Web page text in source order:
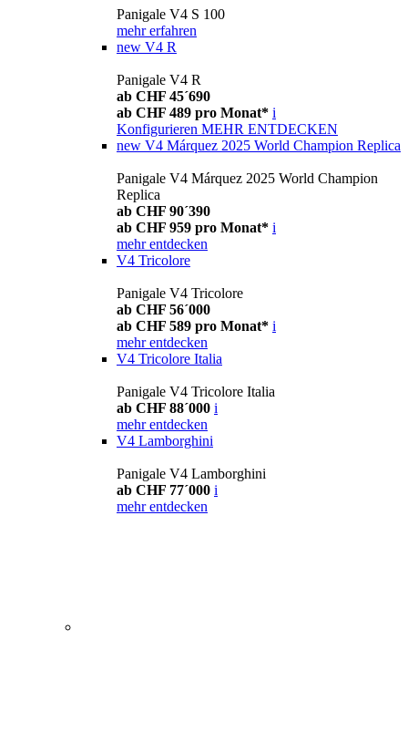
Panigale V4 S 100
mehr erfahren
new V4 R
Panigale V4 R
ab CHF 45´690
ab CHF 489 pro Monat* i
Konfigurieren MEHR ENTDECKEN
new V4 Márquez 2025 World Champion Replica
Panigale V4 Márquez 2025 World Champion
Replica
ab CHF 90´390
ab CHF 959 pro Monat* i
mehr entdecken
V4 Tricolore
Panigale V4 Tricolore
ab CHF 56´000
ab CHF 589 pro Monat* i
mehr entdecken
V4 Tricolore Italia
Panigale V4 Tricolore Italia
ab CHF 88´000 i
mehr entdecken
V4 Lamborghini
Panigale V4 Lamborghini
ab CHF 77´000 i
mehr entdecken